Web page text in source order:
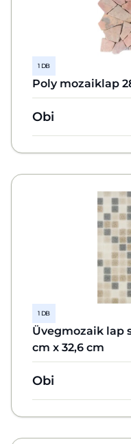
1 DB
Poly mozaiklap
Obi
1 DB
Üvegmozaik lap
cm x 32,6 cm
Obi